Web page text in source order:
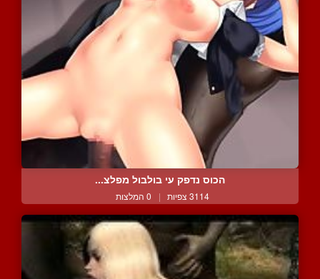
הכוס נדפק עי בולבול מפלצ...
3114 צפיות | 0 המלצות